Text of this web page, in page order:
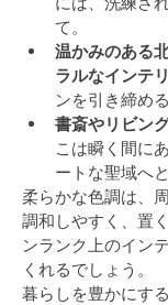
て。
温かみのある
ラルなインテ
ンを引き締め
書斎やリビン
こは瞬く間に
ートな聖域へ
柔らかな色調は、
調和しやすく、置
ンランク上のイン
くれるでしょう。
暮らしを豊かにす